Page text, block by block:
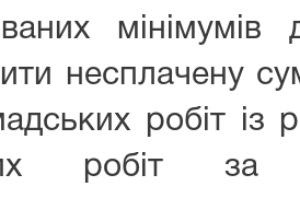
несплачену
робіт із
робіт за